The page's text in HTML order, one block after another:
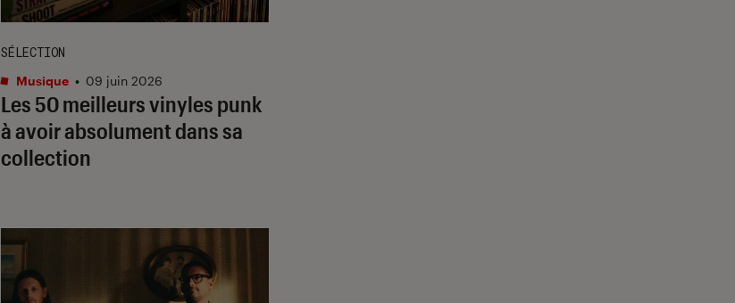
Les 50 meilleurs vinyles punk
à avoir absolument dans sa
collection
SÉLECTION
Musique • 09 juin 2026